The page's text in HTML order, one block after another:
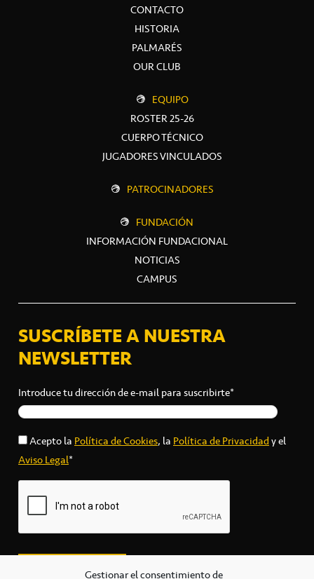
Gestionar el consentimiento de
CONTACTO
HISTORIA
PALMARÉS
OUR CLUB
EQUIPO
ROSTER 25-26
CUERPO TÉCNICO
JUGADORES VINCULADOS
PATROCINADORES
FUNDACIÓN
INFORMACIÓN FUNDACIONAL
NOTICIAS
CAMPUS
SUSCRÍBETE A NUESTRA
NEWSLETTER
Introduce tu dirección de e-mail para suscribirte*
Acepto laPolítica de Cookies, laPolítica de Privacidady el
Aviso Legal*